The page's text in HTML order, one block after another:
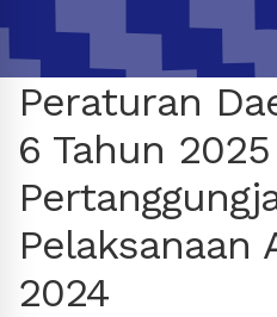
Peraturan
6 Tahun
Pelaksanaan
2024